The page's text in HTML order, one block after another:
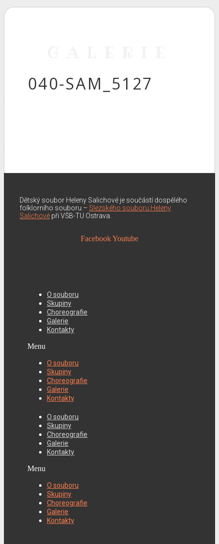
040-SAM_5127
Dětský soubor Heleny Salichové je součástí dospělého
folklorního souboru – Slezského souboru Heleny
Salichové při VŠB-TU Ostrava.
FacebookYoutube
O souboru
Skupiny
Choreografie
Galerie
Kontakty
Menu
O souboru
Skupiny
Choreografie
Galerie
Kontakty
O souboru
Skupiny
Choreografie
Galerie
Kontakty
Menu
O souboru
Skupiny
Choreografie
Galerie
Kontakty